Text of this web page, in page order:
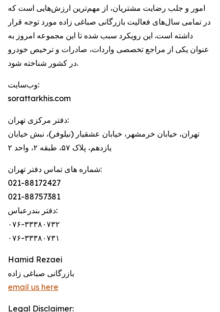
امور و جلب رضایت مشتریان، از مهم‌ترین ارزش‌هایی است که
در تمامی سال‌های فعالیت بازرگانی صباغی ‌زاده مورد توجه قرار
داشته است. این رویکرد سبب شده تا این مجموعه امروز به
عنوان یکی از مراجع تخصصی واردات، صادرات و ترخیص خودرو
در کشور شناخته شود.
وب‌سایت:
sorattarkhis.com
دفتر مرکزی تهران:
تهران، خیابان خرمشهر، خیابان عشقیار (نیلوفر)، نبش خیابان
یازدهم، پلاک ۵۷، طبقه ۲، واحد ۲
شماره های تماس دفتر تهران:
021-88172427
021-88757381
دفتر بندرعباس:
۰۷۶-۳۳۳۸۰۷۳۲
۰۷۶-۳۳۳۸۰۷۳۱
Hamid Rezaei
بازرگانی صباغی زاده
email us here
Legal Disclaimer: